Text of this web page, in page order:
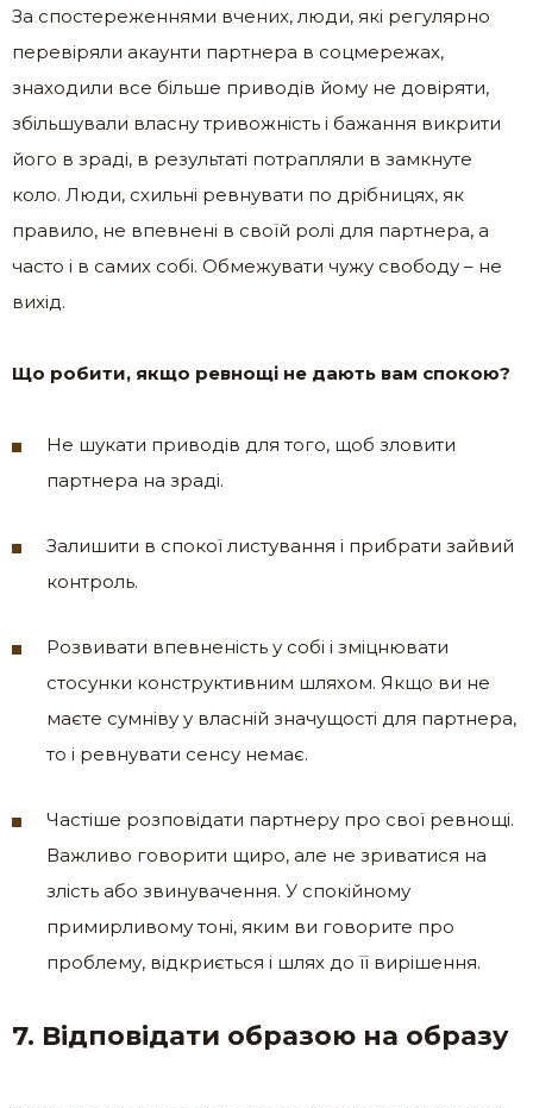
За спостереженнями вчених, люди, які регулярно
перевіряли акаунти партнера в соцмережах,
знаходили все більше приводів йому не довіряти,
збільшували власну тривожність і бажання викрити
його в зраді, в результаті потрапляли в замкнуте
коло. Люди, схильні ревнувати по дрібницях, як
правило, не впевнені в своїй ролі для партнера, а
часто і в самих собі. Обмежувати чужу свободу – не
вихід.
Що робити, якщо ревнощі не дають вам спокою?
Не шукати приводів для того, щоб зловити
партнера на зраді.
Залишити в спокої листування і прибрати зайвий
контроль.
Розвивати впевненість у собі і зміцнювати
стосунки конструктивним шляхом. Якщо ви не
маєте сумніву у власній значущості для партнера,
то і ревнувати сенсу немає.
Частіше розповідати партнеру про свої ревнощі.
Важливо говорити щиро, але не зриватися на
злість або звинувачення. У спокійному
примирливому тоні, яким ви говорите про
проблему, відкриється і шлях до її вирішення.
7. Відповідати образою на образу